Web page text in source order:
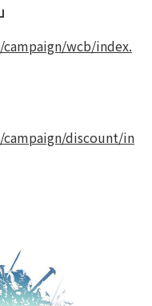
wcb/index.
discount/in